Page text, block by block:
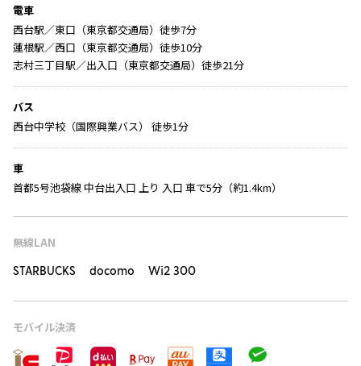
電車
西台駅／東口（東京都交通局）徒歩7分
蓮根駅／西口（東京都交通局）徒歩10分
志村三丁目駅／出入口（東京都交通局）徒歩21分
バス
西台中学校（国際興業バス） 徒歩1分
車
首都5号池袋線 中台出入口 上り 入口 車で5分（約1.4km）
無線LAN
STARBUCKS docomo Wi2 300
モバイル決済